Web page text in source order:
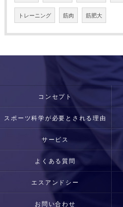
トレーニング 筋肉 筋肥大
コンセプト
スポーツ科学が必要とされる理由
サービス
よくある質問
エスアンドシー
お問い合わせ